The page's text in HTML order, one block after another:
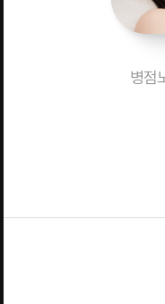
병점